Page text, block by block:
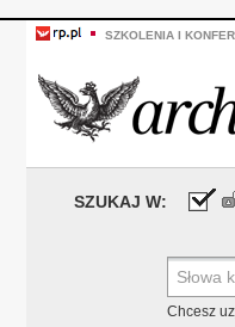
SZKOLENIA I
SZUKAJ W:
Chcesz